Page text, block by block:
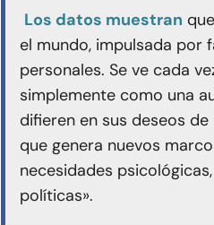
Los datos muestran
el mundo, impulsada por
personales. Se ve cada
simplemente como una
difieren en sus deseos
que genera nuevos
necesidades
políticas».